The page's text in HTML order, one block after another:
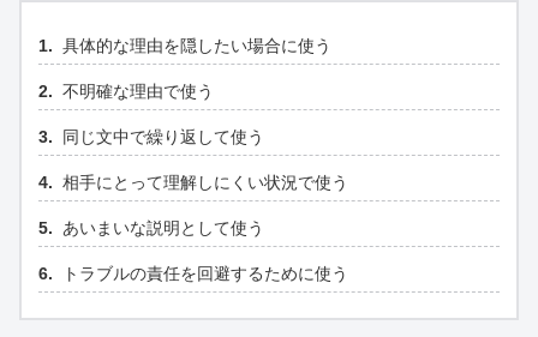
具体的な理由を隠したい場合に使う
不明確な理由で使う
同じ文中で繰り返して使う
相手にとって理解しにくい状況で使う
あいまいな説明として使う
トラブルの責任を回避するために使う